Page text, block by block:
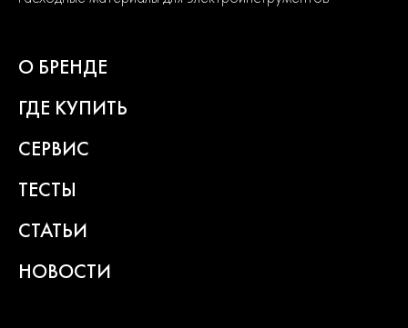
О БРЕНДЕ
ГДЕ КУПИТЬ
СЕРВИС
ТЕСТЫ
СТАТЬИ
НОВОСТИ